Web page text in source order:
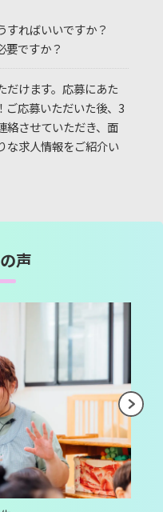
すればいいですか？
要ですか？
だけます。応募にあた
ご応募いただいた後、3
絡させていただき、面
な求人情報をご紹介い
声